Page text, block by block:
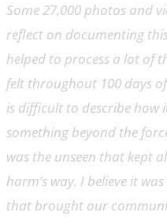
Some 27,000 photos and
reflect on documenting
helped to process a lot of
felt throughout 100 days
is difficult to describe how
something beyond the
was the unseen that kept
harm’s way. I believe it
that brought our